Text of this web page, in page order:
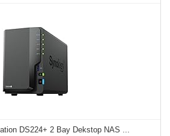
DS224+ 2 Bay Dekstop NAS ...